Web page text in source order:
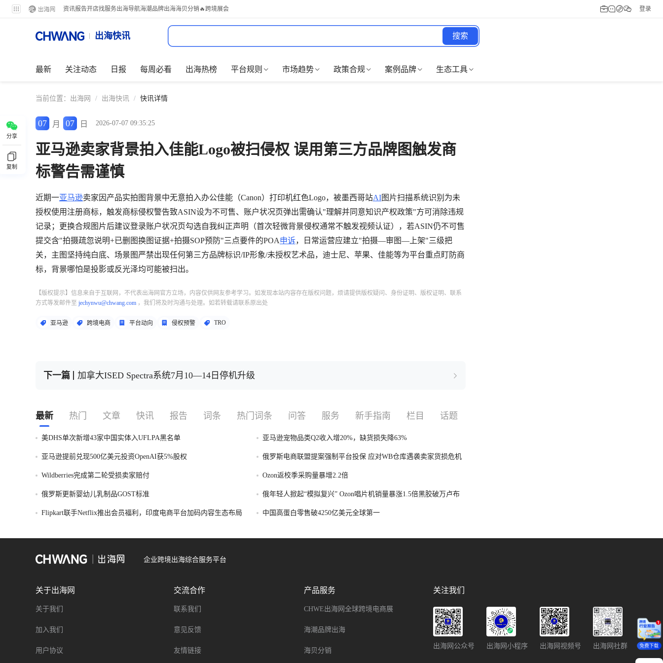
资讯报告开店找服务出海导航海潮品牌出海海贝分销 🔥跨境展会 登录
出海快讯 搜索
最新 关注动态 日报 每周必看 出海热榜 平台规则 市场趋势 政策合规 案例品牌 生态工具
当前位置： 出海网 / 出海快讯 / 快讯详情
分享
复制
07 月 07 日 2026-07-07 09:35:25
亚马逊卖家背景拍入佳能Logo被扫侵权 误用第三方品牌图触发商
标警告需谨慎
近期一亚马逊卖家因产品实拍图背景中无意拍入办公佳能（Canon）打印机红色Logo，被墨西哥站AI图片扫描系统识别为未
授权使用注册商标，触发商标侵权警告致ASIN设为不可售、账户状况页弹出需确认"理解并同意知识产权政策"方可消除违规
记录；更换合规图片后建议登录账户状况页勾选自我纠正声明（首次轻微背景侵权通常不触发视频认证），若ASIN仍不可售
提交含"拍摄疏忽说明+已删图换图证据+拍摄SOP预防"三点要件的POA申诉，日常运营应建立"拍摄—审图—上架"三级把
关，主图坚持纯白底、场景图严禁出现任何第三方品牌标识/IP形象/未授权艺术品，迪士尼、苹果、佳能等为平台重点盯防商
标，背景哪怕是投影或反光泽均可能被扫出。
【版权提示】信息来自于互联网，不代表出海网官方立场，内容仅供网友参考学习。如发现本站内容存在版权问题，烦请提供版权疑问、身份证明、版权证明、联系
方式等发邮件至 jechynwu@chwang.com ，我们将及时沟通与处理。如若转载请联系原出处
亚马逊 跨境电商 平台动向 侵权预警 TRO
下一篇 加拿大ISED Spectra系统7月10—14日停机升级
最新 热门 文章 快讯 报告 词条 热门词条 问答 服务 新手指南 栏目 话题
美DHS单次新增43家中国实体入UFLPA黑名单 亚马逊宠物品类Q2收入增20%，缺货损失降63%
亚马逊提前兑现500亿美元投资OpenAI获5%股权 俄罗斯电商联盟提案强制平台投保 应对WB仓库遇袭卖家货损危机
Wildberries完成第二轮受损卖家赔付 Ozon返校季采购量暴增2.2倍
俄罗斯更新婴幼儿乳制品GOST标准 俄年轻人掀起“模拟复兴” Ozon唱片机销量暴涨1.5倍黑胶破万卢布
Flipkart联手Netflix推出会员福利，印度电商平台加码内容生态布局 中国高蛋白零售破4250亿美元全球第一
免费下载
企业跨境出海综合服务平台
关于出海网
关于我们
加入我们
用户协议
交流合作
联系我们
意见反馈
友情链接
产品服务
CHWE出海网全球跨境电商展
海潮品牌出海
海贝分销
关注我们
出海网公众号 出海网小程序 出海网视频号 出海网社群